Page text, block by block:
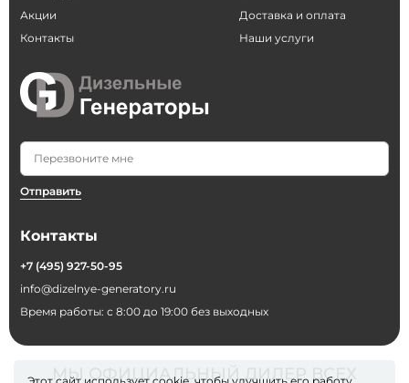
Акции
Контакты
Отправить
Доставка и оплата
Наши услуги
Контакты
+7 (495) 927-50-95
info@dizelnye-generatory.ru
Время работы: с 8:00 до 19:00 без выходных
МЫ ОФИЦИАЛЬНЫЙ ДИЛЕР ВСЕХ